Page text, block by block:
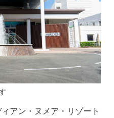
アン・ヌメア・リゾート